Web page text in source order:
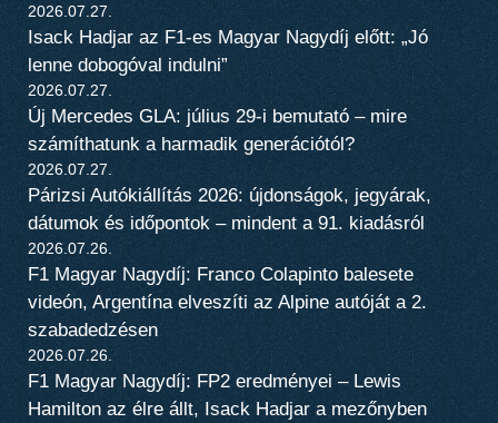
2026.07.27.
Isack Hadjar az F1-es Magyar Nagydíj előtt: „Jó
lenne dobogóval indulni”
2026.07.27.
Új Mercedes GLA: július 29-i bemutató – mire
számíthatunk a harmadik generációtól?
2026.07.27.
Párizsi Autókiállítás 2026: újdonságok, jegyárak,
dátumok és időpontok – mindent a 91. kiadásról
2026.07.26.
F1 Magyar Nagydíj: Franco Colapinto balesete
videón, Argentína elveszíti az Alpine autóját a 2.
szabadedzésen
2026.07.26.
F1 Magyar Nagydíj: FP2 eredményei – Lewis
Hamilton az élre állt, Isack Hadjar a mezőnyben